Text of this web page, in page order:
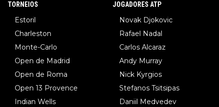
TORNEIOS
Estoril
Charleston
Monte-Carlo
Open de Madrid
Open de Roma
Open 13 Provence
Indian Wells
JOGADORES ATP
Novak Djokovic
Rafael Nadal
Carlos Alcaraz
Andy Murray
Nick Kyrgios
Stefanos Tsitsipas
Daniil Medvedev